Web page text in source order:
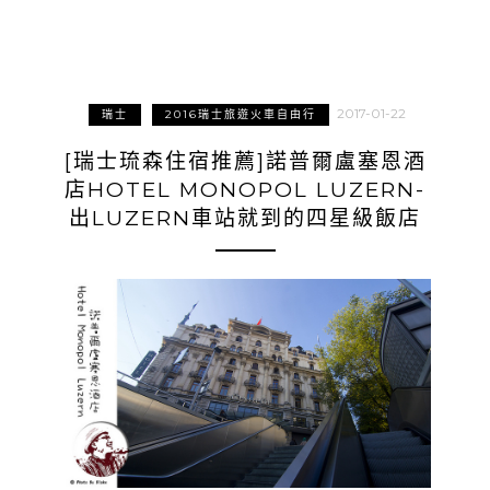
瑞士 2016瑞士旅遊火車自由行 2017-01-22
[瑞士琉森住宿推薦]諾普爾盧塞恩酒
店HOTEL MONOPOL LUZERN-
出LUZERN車站就到的四星級飯店